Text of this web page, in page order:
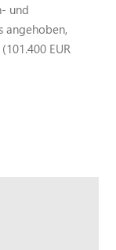
und
angehoben,
EUR